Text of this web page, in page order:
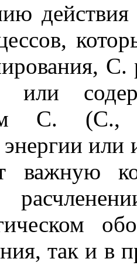
С.
или
С. (С.,
энергии
важную
так и в